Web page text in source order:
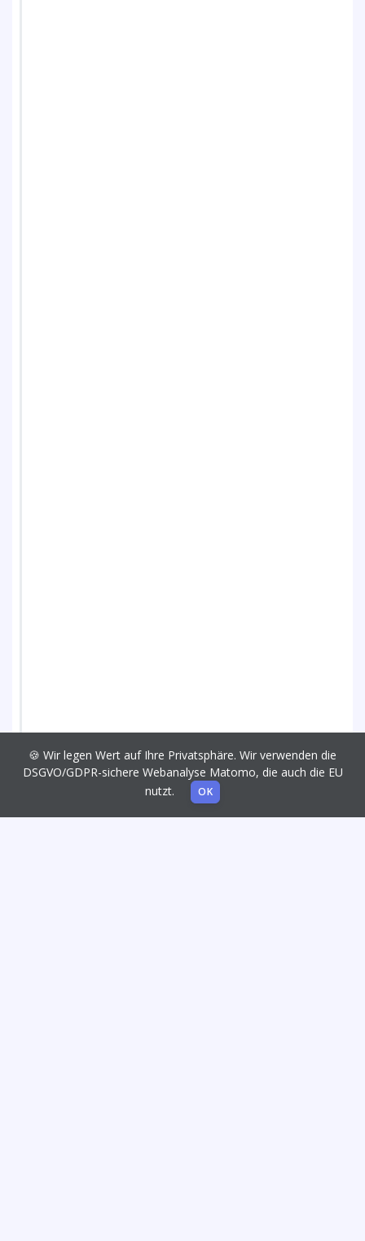
🍪 Wir legen Wert auf Ihre Privatsphäre. Wir verwenden die
DSGVO/GDPR-sichere Webanalyse Matomo, die auch die EU
nutzt.
OK